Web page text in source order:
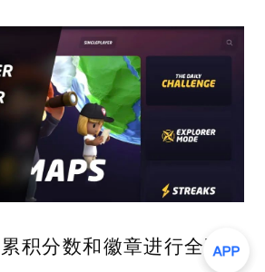
积分数和徽章进行全球排